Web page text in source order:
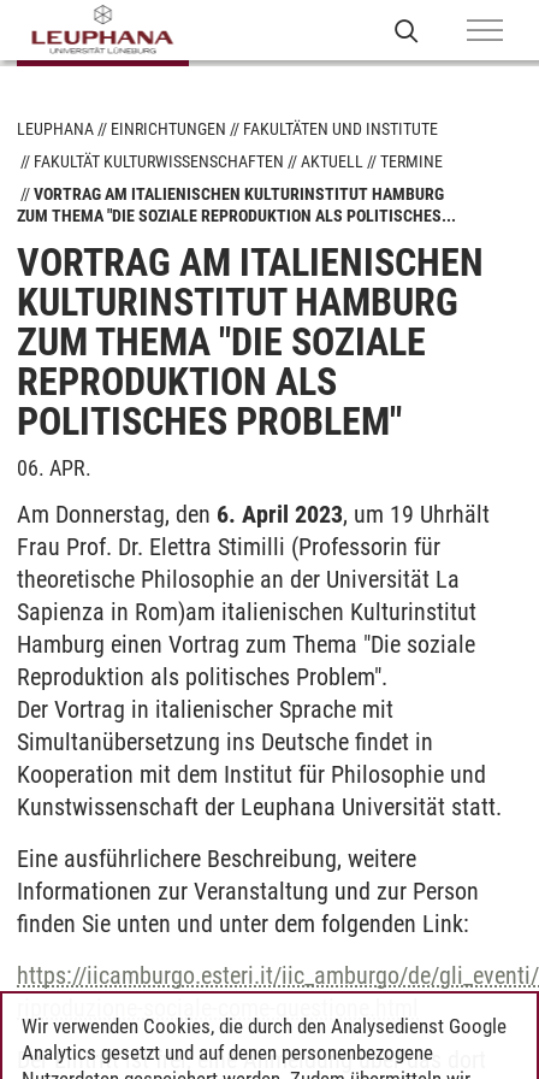
LEUPHANA EINRICHTUNGEN
FAKULTÄTEN UND INSTITUTE
FAKULTÄT KULTURWISSENSCHAFTEN
AKTUELL
TERMINE
VORTRAG AM ITALIENISCHEN KULTURINSTITUT HAMBURG
ZUM THEMA "DIE SOZIALE REPRODUKTION ALS POLITISCHES...
VORTRAG AM ITALIENISCHEN
KULTURINSTITUT HAMBURG
ZUM THEMA "DIE SOZIALE
REPRODUKTION ALS
POLITISCHES PROBLEM"
06. APR.
Am Donnerstag, den 6. April 2023, um 19 Uhrhält
Frau Prof. Dr. Elettra Stimilli (Professorin für
theoretische Philosophie an der Universität La
Sapienza in Rom)am italienischen Kulturinstitut
Hamburg einen Vortrag zum Thema "Die soziale
Reproduktion als politisches Problem".
Der Vortrag in italienischer Sprache mit
Simultanübersetzung ins Deutsche findet in
Kooperation mit dem Institut für Philosophie und
Kunstwissenschaft der Leuphana Universität statt.
Eine ausführlichere Beschreibung, weitere
Informationen zur Veranstaltung und zur Person
finden Sie unten und unter dem folgenden Link:
https://iicamburgo.esteri.it/iic_amburgo/de/
Der Eintritt ist frei, eine Anmeldung über das dort
Wir verwenden Cookies, die durch den Analysedienst Google
Analytics gesetzt und auf denen personenbezogene